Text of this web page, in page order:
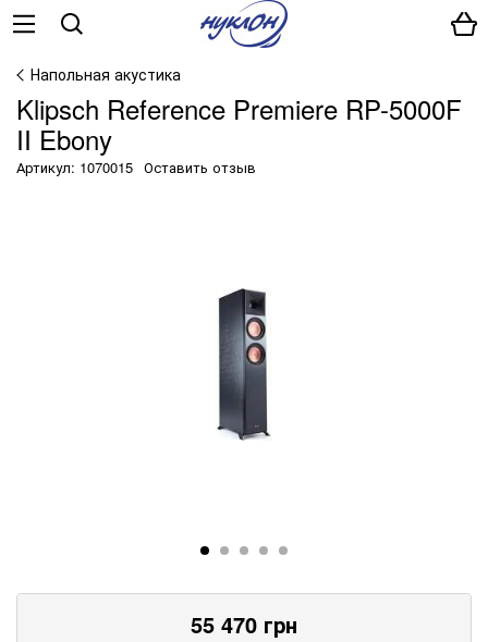
Напольная акустика
Klipsch Reference Premiere RP-5000F
II Ebony
Артикул: 1070015 Оставить отзыв
55 470 грн